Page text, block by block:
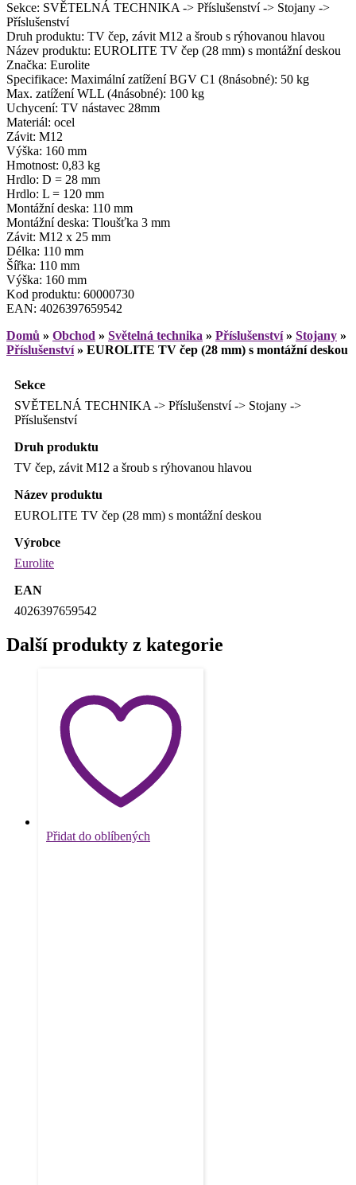
Sekce: SVĚTELNÁ TECHNIKA -> Příslušenství -> Stojany ->
Příslušenství
Druh produktu: TV čep, závit M12 a šroub s rýhovanou hlavou
Název produktu: EUROLITE TV čep (28 mm) s montážní deskou
Značka: Eurolite
Specifikace: Maximální zatížení BGV C1 (8násobné): 50 kg
Max. zatížení WLL (4násobné): 100 kg
Uchycení: TV nástavec 28mm
Materiál: ocel
Závit: M12
Výška: 160 mm
Hmotnost: 0,83 kg
Hrdlo: D = 28 mm
Hrdlo: L = 120 mm
Montážní deska: 110 mm
Montážní deska: Tloušťka 3 mm
Závit: M12 x 25 mm
Délka: 110 mm
Šířka: 110 mm
Výška: 160 mm
Kod produktu: 60000730
EAN: 4026397659542
Domů » Obchod » Světelná technika » Příslušenství» Stojany »
Příslušenství» EUROLITE TV čep (28 mm) s montážní deskou
Sekce
SVĚTELNÁ TECHNIKA -> Příslušenství -> Stojany ->
Příslušenství
Druh produktu
TV čep, závit M12 a šroub s rýhovanou hlavou
Název produktu
EUROLITE TV čep (28 mm) s montážní deskou
Výrobce
Eurolite
EAN
4026397659542
Další produkty z kategorie
Přidat do oblíbených